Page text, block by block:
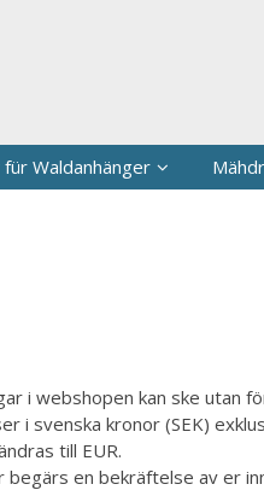
Waldanhänger
i webshopen kan ske utan
i svenska kronor (SEK)
till EUR.
en bekräftelse av er